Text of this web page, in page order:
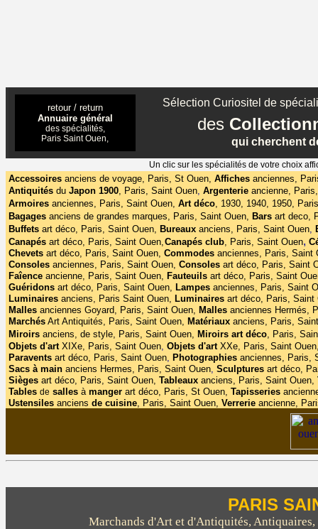
retour / return
Annuaire général
des spécialités,
Paris Saint Ouen,
Sélection Curiositel de
des
qui cherchent
Un clic sur les spécialités de votre choix
Accessoires anciens de voyage, Paris, St Ouen, Affiches anciennes,
Antiquités du Japon 1900, Paris, Saint Ouen, Argenterie ancienne,
Armoires anciennes, Paris, Saint Ouen, Art déco, 1930, 1940, 1950,
Bagages anciens de grandes marques, Paris, Saint Ouen, Bars art deco,
Buffets art déco, Paris, Saint Ouen, Bureaux anciens, Paris, Saint Ouen,
Canapés art déco, Paris, Saint Ouen,Canapés club, Paris, Saint Ouen,
Chevets art déco, Paris, Saint Ouen, Commodes anciennes, Paris, Saint
Consoles anciennes, Paris, Saint Ouen, Consoles art déco, Paris, Saint
Faîence ancienne, Paris, Saint Ouen, Fauteuils art déco, Paris, Saint
Guéridons art déco, Paris, Saint Ouen, Lampes anciennes, Paris, Saint
Luminaires anciens, Paris Saint Ouen, Luminaires art déco, Paris, Saint
Malles anciennes Goyard, Paris, Saint Ouen, Malles anciennes Hermés,
Marchés Art Antiquités, Paris, Saint Ouen, Matériaux anciens, Paris,
Miroirs anciens, de style, Paris, Saint Ouen, Miroirs art déco, Paris,
Objets d'art XIXe, Paris, Saint Ouen, Objets d'art XXe, Paris, Saint
Paravents art déco, Paris, Saint Ouen, Photographies anciennes, Paris,
Sacs à main anciens Hermes, Paris, Saint Ouen, Sculptures art déco,
Sièges art déco, Paris, Saint Ouen, Tableaux anciens, Paris, Saint Ouen,
Tables de salles àmanger art déco, Paris, St Ouen, Tapisseries
Ustensiles anciens de cuisine, Paris, Saint Ouen, Verrerie ancienne,
PARIS
Marchands d'Art et d'Antiquités,